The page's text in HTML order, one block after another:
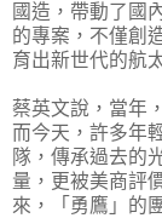
國造，帶動了國
的專案，不僅創
育出新世代的航
蔡英文說，當年
而今天，許多年
隊，傳承過去的
量，更被美商評
來，「勇鷹」的